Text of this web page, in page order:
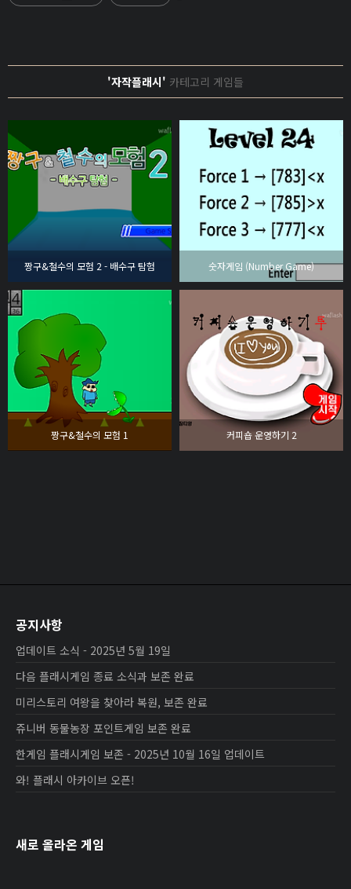
'자작플래시' 카테고리 게임들
짱구&철수의 모험 2 - 배수구 탐험 숫자게임 (Number Game)
짱구&철수의 모험 1 커피숍 운영하기 2
공지사항
업데이트 소식 - 2025년 5월 19일
다음 플래시게임 종료 소식과 보존 완료
미리스토리 여왕을 찾아라 복원, 보존 완료
쥬니버 동물농장 포인트게임 보존 완료
한게임 플래시게임 보존 - 2025년 10월 16일 업데이트
와! 플래시 아카이브 오픈!
새로 올라온 게임